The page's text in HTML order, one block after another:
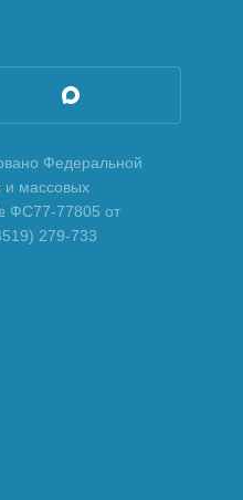
Федеральной
и массовых
ФС77-77805 от
279-733